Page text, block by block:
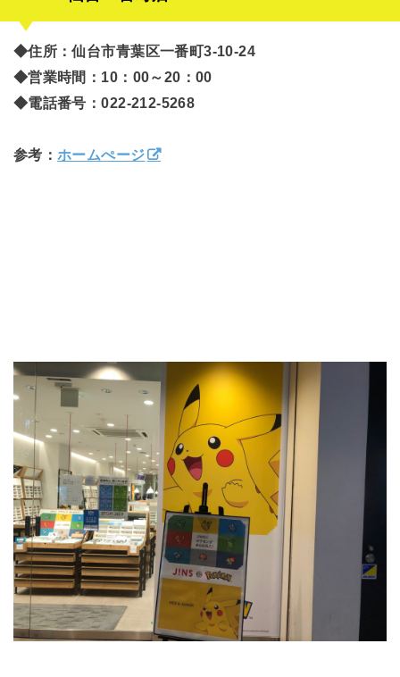
◆住所：仙台市青葉区一番町3-10-24
◆営業時間：10：00～20：00
◆電話番号：022-212-5268
参考：ホームぺージ